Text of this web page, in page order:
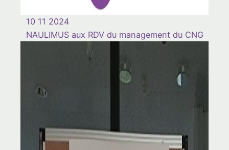
10 11 2024
NAULIMUS aux RDV du management du CNG